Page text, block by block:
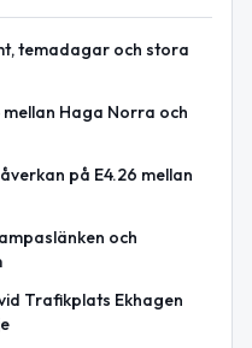
temadagar och stora
Haga Norra och
på E4.26 mellan
och
Trafikplats Ekhagen